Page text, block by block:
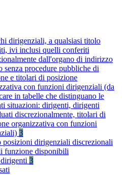
dirigenziali, a qualsiasi titolo
ivi inclusi quelli conferiti
dall'organo di indirizzo
senza procedure pubbliche di
e titolari di posizione
con funzioni dirigenziali (da
in tabelle che distinguano le
situazioni: dirigenti, dirigenti
discrezionalmente, titolari di
organizzativa con funzioni
3
posizioni dirigenziali discrezionali
funzione disponibili
3